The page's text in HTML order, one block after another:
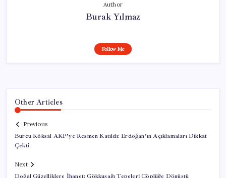
Author
Burak Yılmaz
Follow Me
Other Articles
Previous
Burcu Köksal AKP’ye Resmen Katıldı: Erdoğan’ın Açıklamaları Dikkat
Çekti
Next
Doğal Güzelliklere İhanet: Gökkuşağı Tepeleri Çöplüğe Dönüştü